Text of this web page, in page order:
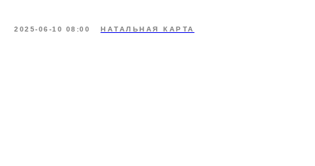
2025-06-10 08:00 НАТАЛЬНАЯ КАРТА